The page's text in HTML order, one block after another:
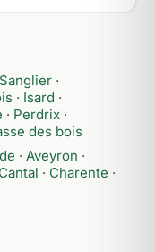
Sanglier ·
· Isard ·
· Perdrix ·
des bois
· Aveyron ·
Cantal · Charente ·